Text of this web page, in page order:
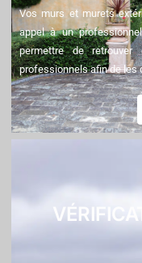
Vos murs et murets
appel à un
permettre de
professionnels afin de les